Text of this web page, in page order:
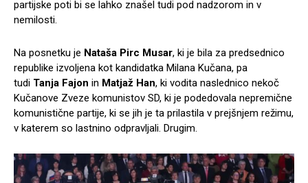
partijske poti bi se lahko znašel tudi pod nadzorom in v
nemilosti.
Na posnetku je Nataša Pirc Musar, ki je bila za predsednico
republike izvoljena kot kandidatka Milana Kučana, pa
tudi Tanja Fajon in Matjaž Han, ki vodita naslednico nekoč
Kučanove Zveze komunistov SD, ki je podedovala nepremične
komunistične partije, ki se jih je ta prilastila v prejšnjem režimu,
v katerem so lastnino odpravljali. Drugim.